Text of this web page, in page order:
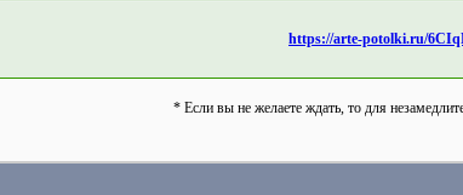
https://arte-potolki.ru/
* Если вы не желаете ждать, то для